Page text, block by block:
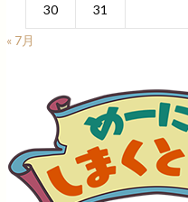
30
31
« 7月